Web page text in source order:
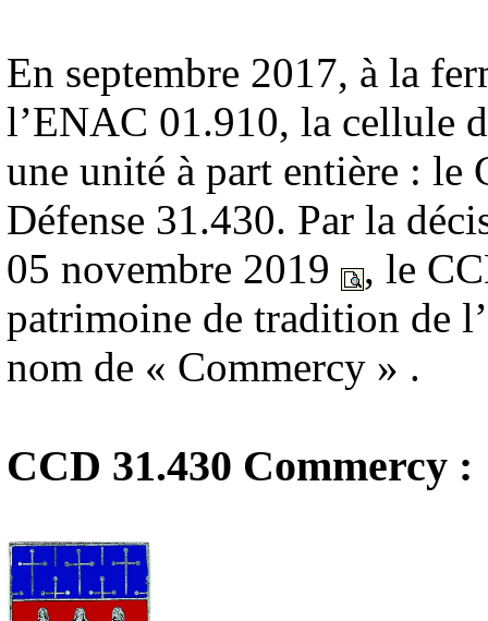
En septembre 2017, à la
l’ENAC 01.910, la cellule
une unité à part entière : le
Défense 31.430. Par la
05 novembre 2019
, le
patrimoine de tradition de
nom de « Commercy » .
CCD 31.430 Commercy :